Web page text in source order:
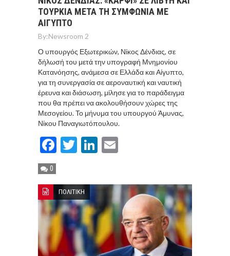
ΤΟΥΡΚΙΑ ΜΕΤΑ ΤΗ ΣΥΜΦΩΝΙΑ ΜΕ
ΑΙΓΥΠΤΟ
By:Newsroom 2
Ο υπουργός Εξωτερικών, Νίκος Δένδιας, σε
δήλωσή του μετά την υπογραφή Μνημονίου
Κατανόησης, ανάμεσα σε Ελλάδα και Αίγυπτο,
για τη συνεργασία σε αεροναυτική και ναυτική
έρευνα και διάσωση, μίλησε για το παράδειγμα
που θα πρέπει να ακολουθήσουν χώρες της
Μεσογείου. Το μήνυμα του υπουργού Άμυνας,
Νίκου Παναγιωτόπουλου.
Facebook
TwitterLinkedIn
0
ΠΟΛΙΤΙΚΗ